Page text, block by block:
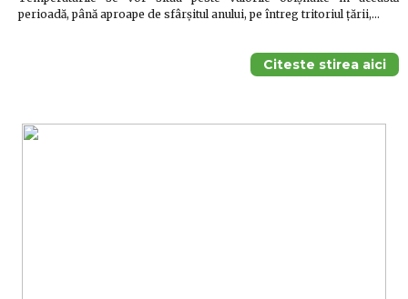
perioadă, până aproape de sfârşitul anului, pe întreg tritoriul ţării,…
Citeste stirea aici